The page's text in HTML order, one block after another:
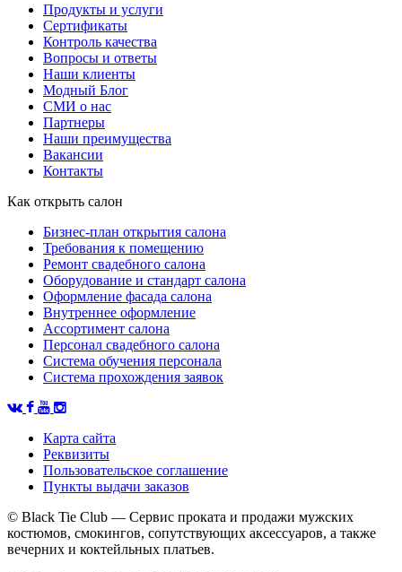
Продукты и услуги
Сертификаты
Контроль качества
Вопросы и ответы
Наши клиенты
Модный Блог
СМИ о нас
Партнеры
Наши преимущества
Вакансии
Контакты
Как открыть салон
Бизнес-план открытия салона
Требования к помещению
Ремонт свадебного салона
Оборудование и стандарт салона
Оформление фасада салона
Внутреннее оформление
Ассортимент салона
Персонал свадебного салона
Система обучения персонала
Система прохождения заявок
Карта сайта
Реквизиты
Пользовательское соглашение
Пункты выдачи заказов
© Black Tie Club — Сервис проката и продажи мужских
костюмов, смокингов, сопутствующих аксессуаров, а также
вечерних и коктейльных платьев.